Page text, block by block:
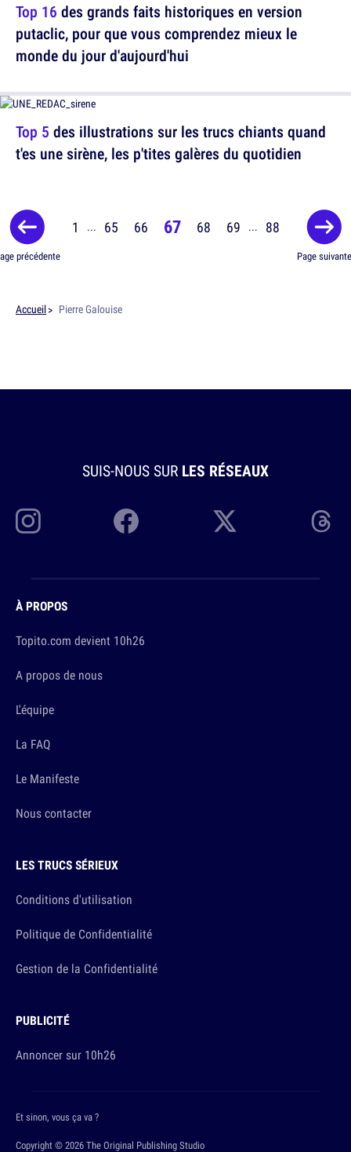
Top 16 des grands faits historiques en version
putaclic, pour que vous comprendez mieux le
monde du jour d'aujourd'hui
Top 5 des illustrations sur les trucs chiants quand
t'es une sirène, les p'tites galères du quotidien
précédente
1 ... 65 66 67 68 69 ... 88
Page suivante
Accueil Pierre Galouise
SUIS-NOUS SUR LES RÉSEAUX
À PROPOS
Topito.com devient 10h26
A propos de nous
L'équipe
La FAQ
Le Manifeste
Nous contacter
LES TRUCS SÉRIEUX
Conditions d'utilisation
Politique de Confidentialité
Gestion de la Confidentialité
PUBLICITÉ
Annoncer sur 10h26
Copyright © 2026 The Original Publishing Studio
Et sinon, vous ça va ?